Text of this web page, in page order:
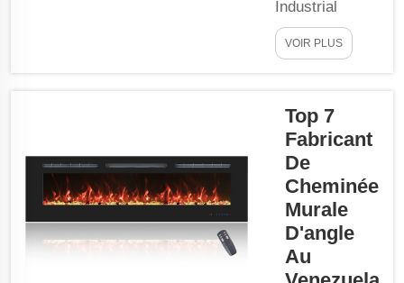
esthétiques dans
la maison. Foyer
Industrial
(Jiangsu) Co.,
Ltd est une
de foyers
électriques,
nos produits
sont très bien
accueillis sur
le marché
mondial grâce
à leur bonne
VOIR PLUS
Top 7
Fabricant
De
Cheminée
Murale
D'angle
Au